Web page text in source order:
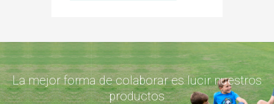
La mejor forma de colaborar es lucir nuestros
productos